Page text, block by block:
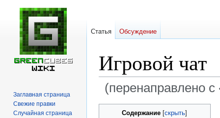
Игровой чат
(перенаправлено с
Перейти
Перейти
Содержание
Статья Обсуждение
Заглавная страница
Свежие правки
Случайная страница